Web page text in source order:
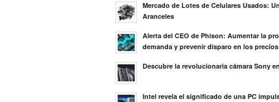
Mercado de Lotes de Celulares Usados:
Aranceles
Alerta del CEO de Phison: Aumentar la
demanda y prevenir disparo en los precios
Descubre la revolucionaria cámara Sony
Intel revela el significado de una PC